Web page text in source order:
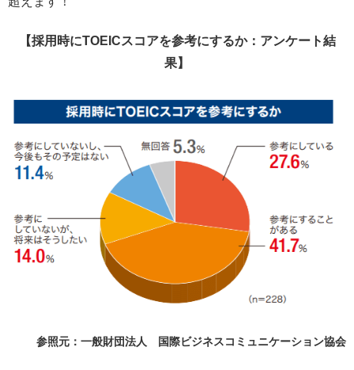
【採用時にTOEICスコアを参考にするか：アンケート結
果】
参照元：一般財団法人 国際ビジネスコミュニケーション協会